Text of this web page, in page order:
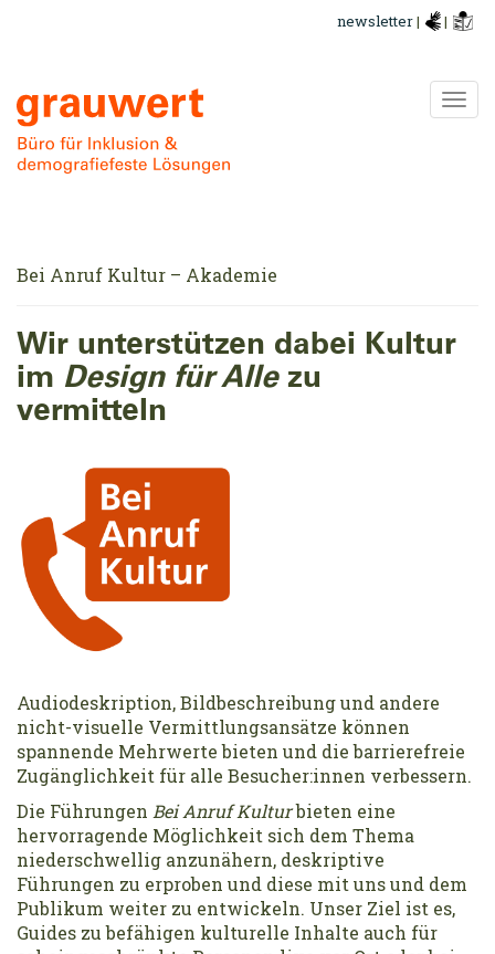
newsletter| |
Bei Anruf Kultur – Akademie
Wir unterstützen dabei Kultur
im Design für Allezu
vermitteln
Audiodeskription, Bildbeschreibung und andere
nicht-visuelle Vermittlungsansätze können
spannende Mehrwerte bieten und die barrierefreie
Zugänglichkeit für alle Besucher:innen verbessern.
Die Führungen Bei Anruf Kulturbieten eine
hervorragende Möglichkeit sich dem Thema
niederschwellig anzunähern, deskriptive
Führungen zu erproben und diese mit uns und dem
Publikum weiter zu entwickeln. Unser Ziel ist es,
Guides zu befähigen kulturelle Inhalte auch für